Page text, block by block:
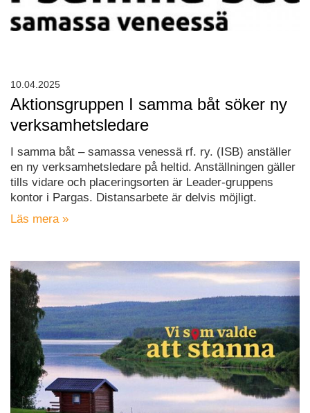
Aktionsgruppen I samma båt söker ny
verksamhetsledare
I samma båt – samassa venessä rf. ry. (ISB) anställer
en ny verksamhetsledare på heltid. Anställningen gäller
tills vidare och placeringsorten är Leader-gruppens
kontor i Pargas. Distansarbete är delvis möjligt.
Läs mera »
10.04.2025